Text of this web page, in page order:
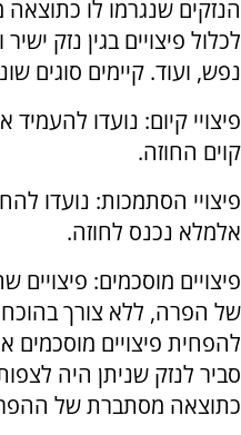
הנזקים שנגרמו לו כתוצאה
לכלול פיצויים בגין נזק
נפש, ועוד. קיימים סוגים
פיצויי קיום: נועדו
קוים החוזה.
פיצויי הסתמכות: נועדו
אלמלא נכנס לחוזה.
פיצויים מוסכמים:
של הפרה, ללא צורך
להפחית פיצויים
סביר לנזק שניתן היה
כתוצאה מסתברת של